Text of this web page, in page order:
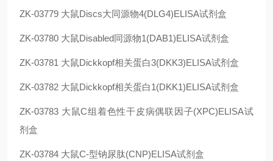
ZK-03779 大鼠Discs大同源物4(DLG4)ELISA试剂盒
ZK-03780 大鼠Disabled同源物1(DAB1)ELISA试剂盒
ZK-03781 大鼠Dickkopf相关蛋白3(DKK3)ELISA试剂盒
ZK-03782 大鼠Dickkopf相关蛋白1(DKK1)ELISA试剂盒
ZK-03783 大鼠C组着色性干皮病偶联因子(XPC)ELISA试
剂盒
ZK-03784 大鼠C-型钠尿肽(CNP)ELISA试剂盒